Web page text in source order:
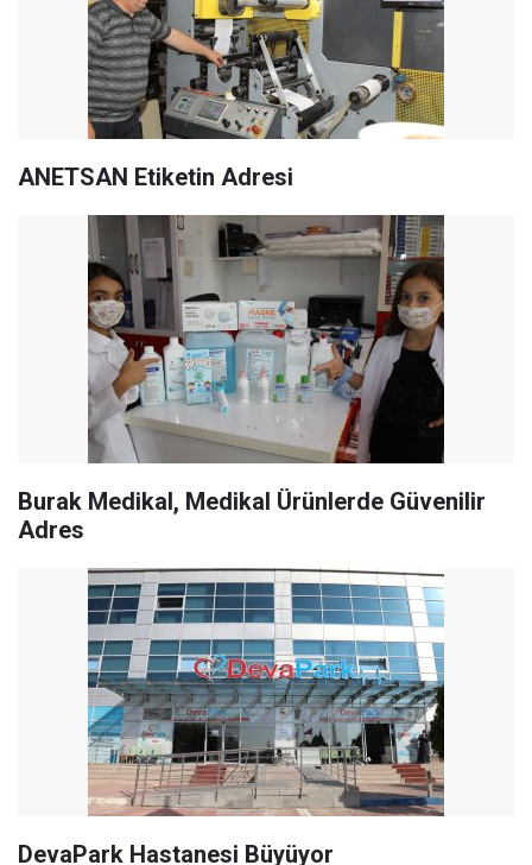
ANETSAN Etiketin Adresi
Burak Medikal, Medikal Ürünlerde Güvenilir
Adres
DevaPark Hastanesi Büyüyor